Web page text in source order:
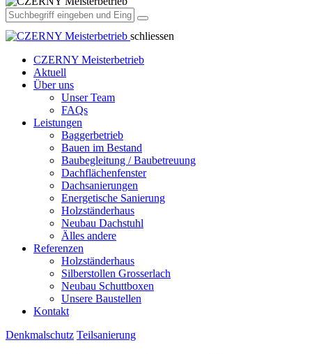
schliessen
CZERNY Meisterbetrieb
Aktuell
Über uns
Unser Team
FAQs
Leistungen
Baggerbetrieb
Bauen im Bestand
Baubegleitung / Baubetreuung
Dachflächenfenster
Dachsanierungen
Energetische Sanierung
Holzständerhaus
Neubau Dachstuhl
Älles andere
Referenzen
Holzständerhaus
Silberstollen Grosserlach
Neubau Schuttboxen
Unsere Baustellen
Kontakt
facebook
Denkmalschutz Teilsanierung